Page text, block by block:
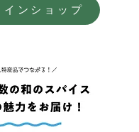
インショップ